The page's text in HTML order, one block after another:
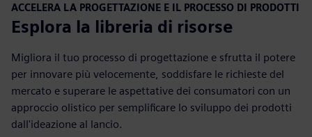
ACCELERA LA PROGETTAZIONE E IL PROCESSO DI PRODOTTI
Esplora la libreria di risorse
Migliora il tuo processo di progettazione e sfrutta il potere
per innovare più velocemente, soddisfare le richieste del
mercato e superare le aspettative dei consumatori con un
approccio olistico per semplificare lo sviluppo dei prodotti
dall'ideazione al lancio.